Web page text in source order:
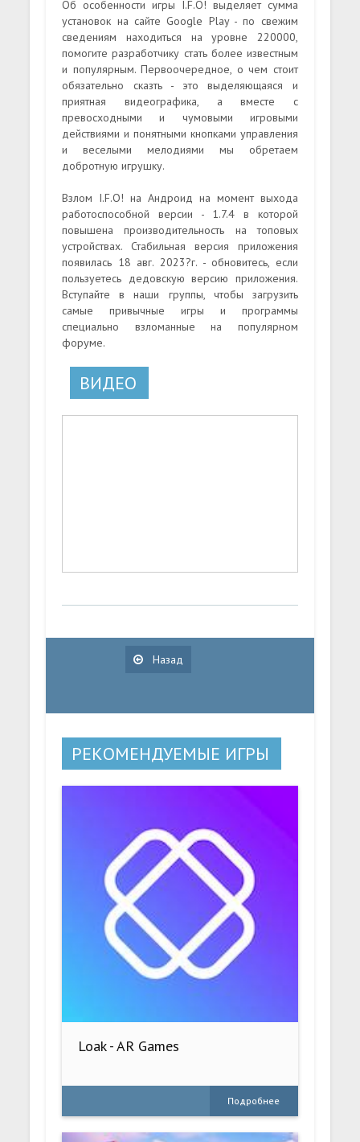
Об особенности игры I.F.O! выделяет сумма
установок на сайте Google Play - по свежим
сведениям находиться на уровне 220000,
помогите разработчику стать более известным
и популярным. Первоочередное, о чем стоит
обязательно сказть - это выделяющаяся и
приятная видеографика, а вместе с
превосходными и чумовыми игровыми
действиями и понятными кнопками управления
и веселыми мелодиями мы обретаем
добротную игрушку.
Взлом I.F.O! на Андроид на момент выхода
работоспособной версии - 1.7.4 в которой
повышена производительность на топовых
устройствах. Стабильная версия приложения
появилась 18 авг. 2023?г. - обновитесь, если
пользуетесь дедовскую версию приложения.
Вступайте в наши группы, чтобы загрузить
самые привычные игры и программы
специально взломанные на популярном
форуме.
ВИДЕО
Назад
РЕКОМЕНДУЕМЫЕ ИГРЫ
Loak - AR Games
Подробнее